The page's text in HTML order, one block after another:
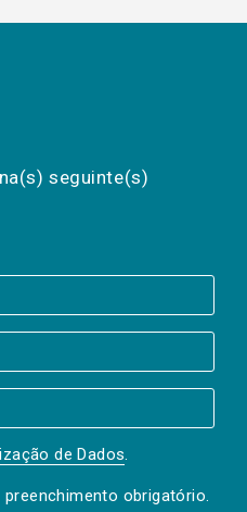
seguinte(s)
de Dados.
obrigatório.